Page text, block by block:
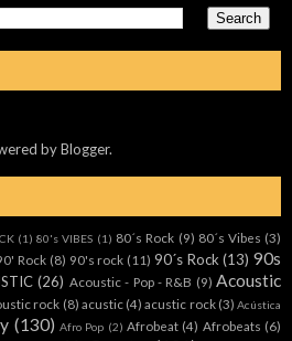
byBlogger.
(1) 80's VIBES (1) 80´s Rock (9) 80´s Vibes (3)
Rock (8) 90's rock (11) 90´s Rock (13) 90s
(26) Acoustic - Pop - R&B (9) Acoustic
rock (8) acustic (4) acustic rock (3) Acústica
(130) Afro Pop (2) Afrobeat (4) Afrobeats (6)